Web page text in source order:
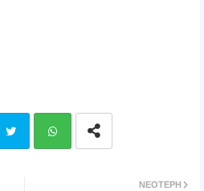
ΝΕΌΤΕΡΗ